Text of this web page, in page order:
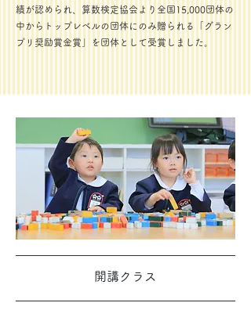
績が認められ、算数検定協会より全国15,000団体の
中からトップレベルの団体にのみ贈られる「グラン
プリ奨励賞金賞」を団体として受賞しました。
開講クラス